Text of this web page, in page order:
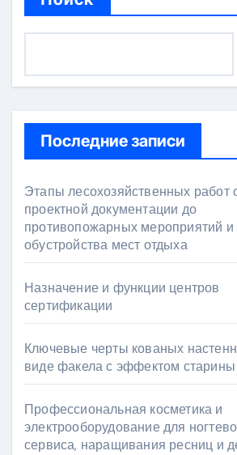
Последние записи
Этапы лесохозяйственных работ
проектной документации до
противопожарных мероприятий и
обустройства мест отдыха
Назначение и функции центров
сертификации
Ключевые черты кованых
виде факела с эффектом старины
Профессиональная косметика и
электрооборудование для
сервиса, наращивания ресниц и